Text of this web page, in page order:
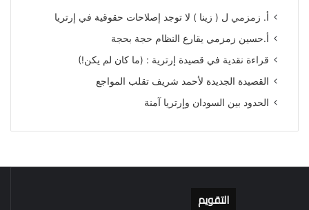
أ. زمزمي ل ( زينا ) لا توجد إصلاحات حقوقية في إرتريا
أ.حسين زمزمي يقارع النظام حجة بحجة
قراءة نقدية في قصيدة إرترية : (ما كان لم يكن!)
القصيدة الجديدة لأحمد شريف تقلب المواجع
الحدود بين السودان وإرتريا آمنة
التقويم